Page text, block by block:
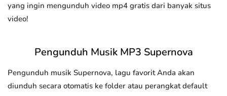
yang ingin mengunduh video mp4 gratis dari banyak situs
video!
Pengunduh Musik MP3 Supernova
Pengunduh musik Supernova, lagu favorit Anda akan
diunduh secara otomatis ke folder atau perangkat default